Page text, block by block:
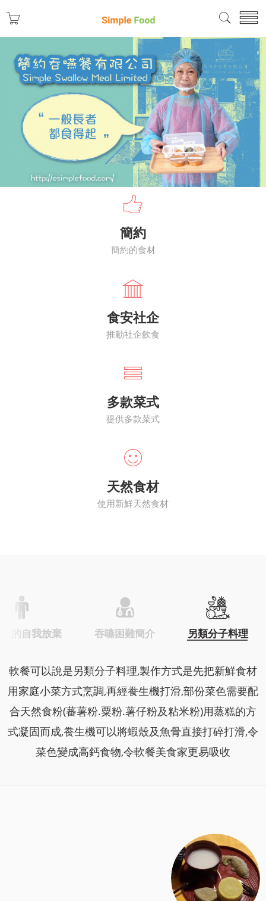
簡約
簡約的食材
食安社企
推動社企飲食
多款菜式
提供多款菜式
天然食材
使用新鮮天然食材
另類分子料理
吞嚥困難簡介
的自我放棄
軟餐可以說是另類分子料理,製作方式是先把新鮮食材
用家庭小菜方式烹調,再經飬生機打滑,部份菜色需要配
合天然食粉(蕃薯粉.粟粉.薯仔粉及粘米粉)用蒸糕的方
式凝固而成,飬生機可以將蝦殼及魚骨直接打碎打滑,令
菜色變成高鈣食物,令軟餐美食家更易吸收